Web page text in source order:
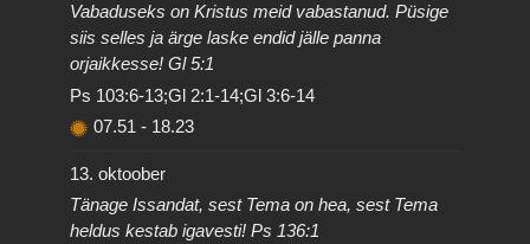
Vabaduseks on Kristus meid vabastanud. Püsige
siis selles ja ärge laske endid jälle panna
orjaikkesse! Gl 5:1
Ps 103:6-13;Gl 2:1-14;Gl 3:6-14
07.51 - 18.23
13. oktoober
Tänage Issandat, sest Tema on hea, sest Tema
heldus kestab igavesti! Ps 136:1